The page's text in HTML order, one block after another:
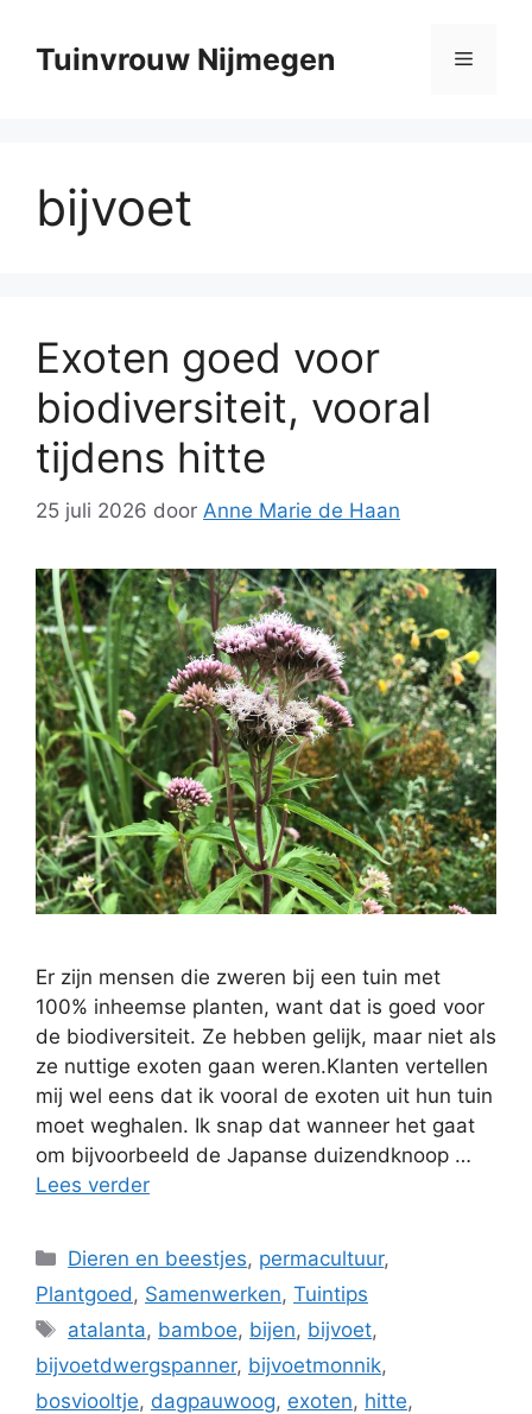
naarTuinvrouw Nijmegen Menu
bijvoet
Exoten goed voor
biodiversiteit, vooral
tijdens hitte
25 juli 2026 door Anne Marie de Haan
Er zijn mensen die zweren bij een tuin met
100% inheemse planten, want dat is goed voor
de biodiversiteit. Ze hebben gelijk, maar niet als
ze nuttige exoten gaan weren.Klanten vertellen
mij wel eens dat ik vooral de exoten uit hun tuin
moet weghalen. Ik snap dat wanneer het gaat
om bijvoorbeeld de Japanse duizendknoop …
Lees verder
Categorieën
Dieren en beestjes, permacultuur,
Plantgoed , Samenwerken, Tuintips
Tags
atalanta, bamboe, bijen, bijvoet,
bijvoetdwergspanner, bijvoetmonnik,
bosviooltje, dagpauwoog, exoten, hitte,